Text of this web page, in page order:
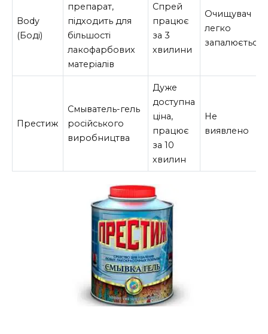
Body
(Боді)
препарат,
підходить для
більшості
лакофарбових
матеріалів
Спрей
працює
за 3
хвилини
Очищувач
легко
запалюється
Престиж
Смыватель-гель
російського
виробництва
Дуже
доступна
ціна,
працює
за 10
хвилин
Не
виявлено